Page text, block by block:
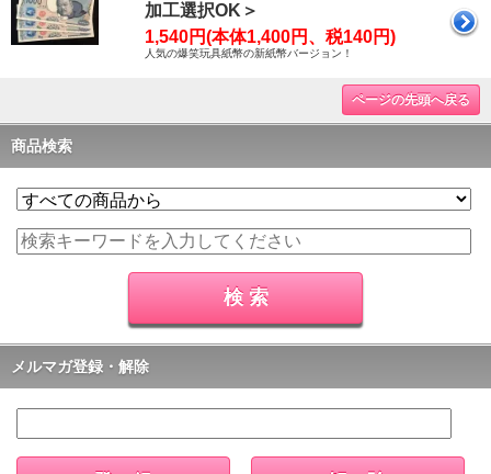
加工選択OK＞
1,540円(本体1,400円、税140円)
人気の爆笑玩具紙幣の新紙幣バージョン！
ページの先頭へ戻る
商品検索
メルマガ登録・解除